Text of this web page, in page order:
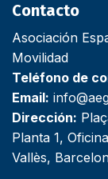
Contacto
Asociación
Movilidad
Teléfono de
Email:
Dirección:
Planta 1,
Vallès,